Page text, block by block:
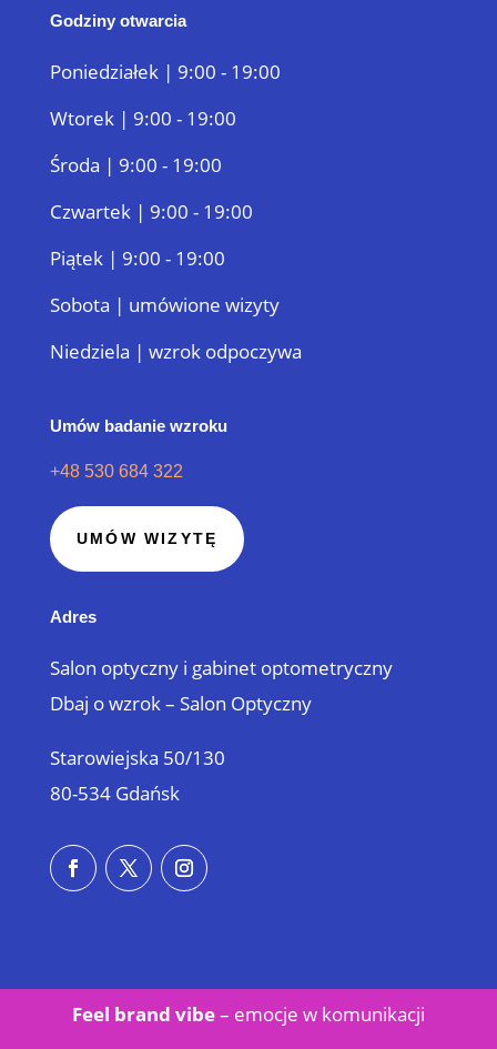
Godziny otwarcia
Poniedziałek | 9:00 - 19:00
Wtorek | 9:00 - 19:00
Środa | 9:00 - 19:00
Czwartek | 9:00 - 19:00
Piątek | 9:00 - 19:00
Sobota | umówione wizyty
Niedziela | wzrok odpoczywa
Umów badanie wzroku
+48 530 684 322
UMÓW WIZYTĘ
Adres
Salon optyczny i gabinet optometryczny
Dbaj o wzrok – Salon Optyczny
Starowiejska 50/130
80-534 Gdańsk
Feel brand vibe– emocje wkomunikacji